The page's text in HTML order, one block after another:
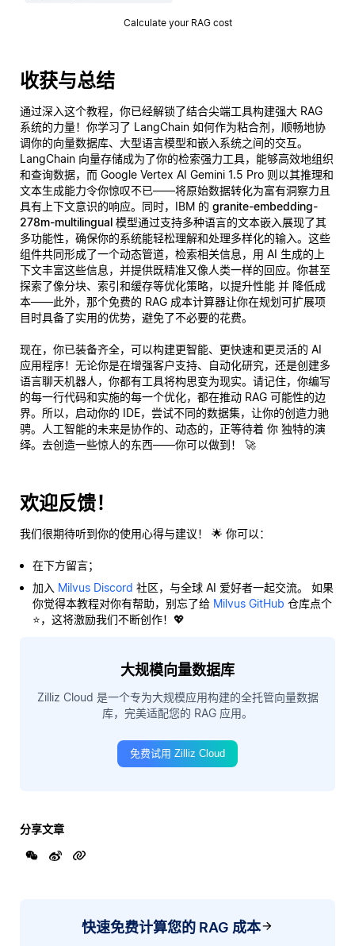
Calculate your RAG cost
收获与总结
通过深入这个教程，你已经解锁了结合尖端工具构建强大 RAG
系统的力量！你学习了 LangChain 如何作为粘合剂，顺畅地协
调你的向量数据库、大型语言模型和嵌入系统之间的交互。
LangChain 向量存储成为了你的检索强力工具，能够高效地组织
和查询数据，而 Google Vertex AI Gemini 1.5 Pro 则以其推理和
文本生成能力令你惊叹不已——将原始数据转化为富有洞察力且
具有上下文意识的响应。同时，IBM 的 granite-embedding-
278m-multilingual 模型通过支持多种语言的文本嵌入展现了其
多功能性，确保你的系统能轻松理解和处理多样化的输入。这些
组件共同形成了一个动态管道，检索相关信息，用 AI 生成的上
下文丰富这些信息，并提供既精准又像人类一样的回应。你甚至
探索了像分块、索引和缓存等优化策略，以提升性能 并 降低成
本——此外，那个免费的 RAG 成本计算器让你在规划可扩展项
目时具备了实用的优势，避免了不必要的花费。
现在，你已装备齐全，可以构建更智能、更快速和更灵活的 AI
应用程序！无论你是在增强客户支持、自动化研究，还是创建多
语言聊天机器人，你都有工具将构思变为现实。请记住，你编写
的每一行代码和实施的每一个优化，都在推动 RAG 可能性的边
界。所以，启动你的 IDE，尝试不同的数据集，让你的创造力驰
骋。人工智能的未来是协作的、动态的，正等待着 你 独特的演
绎。去创造一些惊人的东西——你可以做到！ 🚀
欢迎反馈！
我们很期待听到你的使用心得与建议！ 🌟 你可以：
在下方留言；
加入 Milvus Discord 社区，与全球 AI 爱好者一起交流。 如果
你觉得本教程对你有帮助，别忘了给 Milvus GitHub 仓库点个
⭐，这将激励我们不断创作！💖
大规模向量数据库
Zilliz Cloud 是一个专为大规模应用构建的全托管向量数据
库，完美适配您的 RAG 应用。
免费试用 Zilliz Cloud
分享文章
快速免费计算您的 RAG 成本